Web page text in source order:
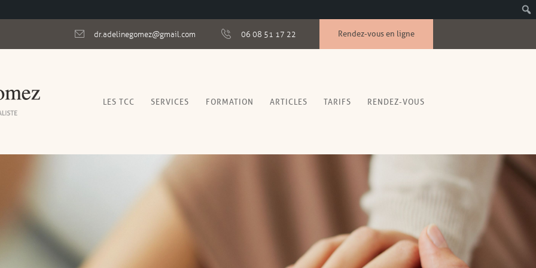
dr.adelinegomez@gmail.com 06 08 51 17 22 Rendez-vous en ligne
LES TCC SERVICES FORMATION ARTICLES TARIFS RENDEZ-VOUS